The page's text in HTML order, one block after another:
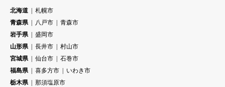
北海道
札幌市
青森県
八戸市
青森市
岩手県
盛岡市
山形県
長井市
村山市
宮城県
仙台市
石巻市
福島県
喜多方市
いわき市
栃木県
那須塩原市